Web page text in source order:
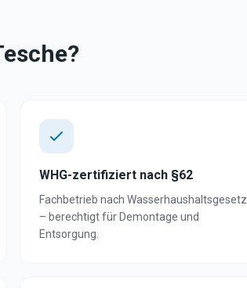
WHG-zertifiziert nach §62
Fachbetrieb nach Wasserhaushaltsgesetz
– berechtigt für Demontage und
Entsorgung.